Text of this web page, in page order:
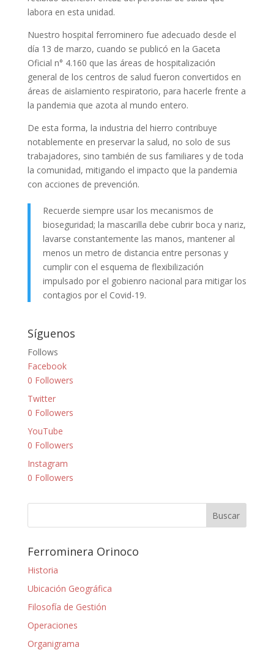
labora en esta unidad.
Nuestro hospital ferrominero fue adecuado desde el
día 13 de marzo, cuando se publicó en la Gaceta
Oficial n° 4.160 que las áreas de hospitalización
general de los centros de salud fueron convertidos en
áreas de aislamiento respiratorio, para hacerle frente a
la pandemia que azota al mundo entero.
De esta forma, la industria del hierro contribuye
notablemente en preservar la salud, no solo de sus
trabajadores, sino también de sus familiares y de toda
la comunidad, mitigando el impacto que la pandemia
con acciones de prevención.
Recuerde siempre usar los mecanismos de
bioseguridad; la mascarilla debe cubrir boca y nariz,
lavarse constantemente las manos, mantener al
menos un metro de distancia entre personas y
cumplir con el esquema de flexibilización
impulsado por el gobienro nacional para mitigar los
contagios por el Covid-19.
Síguenos
Follows
Facebook
0 Followers
Twitter
0 Followers
YouTube
0 Followers
Instagram
0 Followers
Ferrominera Orinoco
Historia
Ubicación Geográfica
Filosofía de Gestión
Operaciones
Organigrama